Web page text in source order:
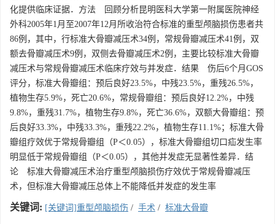
化提供临床证据．方法 回顾分析昆明医科大学第一附属医院神经
外科2005年1月至2007年12月所收治符合标准的重型颅脑损伤患者共
86例，其中，行标准大骨瓣减压术34例，常规骨瓣减压术41例，双
额去骨瓣减压术9例，双侧去骨瓣减压术2例，主要比较标准大骨瓣
减压术与常规骨瓣减压术临床疗效与并发症．结果 伤后6个月GOS
评分，标准大骨瓣组：预后良好23.5%，中残23.5%，重残26.5%，
植物生存5.9%，死亡20.6%，常规骨瓣组：预后良好12.2%，中残
9.8%，重残31.7%，植物生存9.8%，死亡36.6%，双额大骨瓣组：预
后良好33.3%，中残33.3%，重残22.2%，植物生存11.1%；标准大骨
瓣组疗效优于常规骨瓣组（P＜0.05），标准大骨瓣组切口疝发生率
明显低于常规骨瓣组（P＜0.05），其他并发症无显著性差异．结
论 标准大骨瓣减压术治疗重型颅脑损伤疗效优于常规骨瓣减压
术，但标准大骨瓣减压总体上不能降低并发症的发生率
关键词: [关键词]重型颅脑损伤 / 手术 / 标准大骨瓣